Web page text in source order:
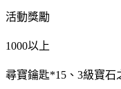
活動獎勵
1000以上
尋寶鑰匙*15、3級寶石